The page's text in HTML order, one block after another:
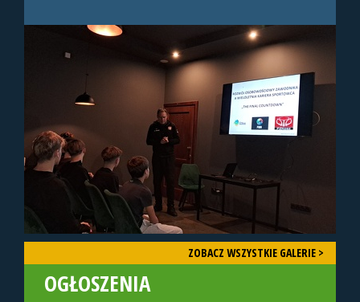
ZOBACZ WSZYSTKIE GALERIE >
OGŁOSZENIA